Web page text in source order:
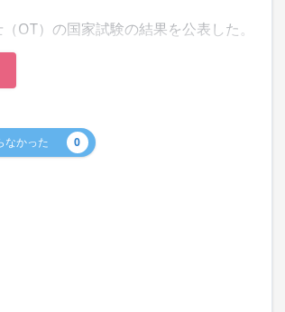
OT）の国家試験の結果を公表した。
なかった 0